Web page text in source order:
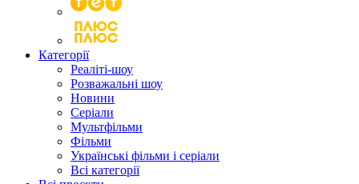
Категорії
Реаліті-шоу
Розважальні шоу
Новини
Серіали
Мультфільми
Фільми
Українські фільми і серіали
Всі категорії